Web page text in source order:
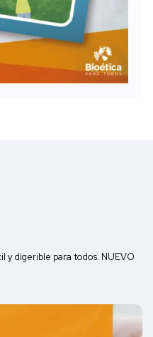
y digerible para todos. NUEVO